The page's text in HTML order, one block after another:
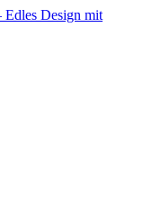
Edles Design mit